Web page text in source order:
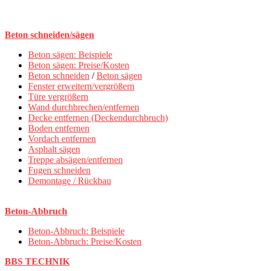
Beton schneiden/sägen
Beton sägen: Beispiele
Beton sägen: Preise/Kosten
Beton schneiden /Beton sägen
Fenster erweitern/vergrößern
Türe vergrößern
Wand durchbrechen/entfernen
Decke entfernen (Deckendurchbruch)
Boden entfernen
Vordach entfernen
Asphalt sägen
Treppe absägen/entfernen
Fugen schneiden
Demontage / Rückbau
Beton-Abbruch
Beton-Abbruch: Beispiele
Beton-Abbruch: Preise/Kosten
BBS TECHNIK